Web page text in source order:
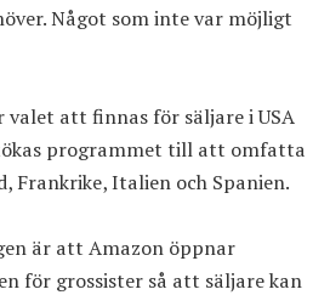
Något som inte var möjligt
att finnas för säljare i USA
programmet till att omfatta
Frankrike, Italien och Spanien.
är att Amazon öppnar
för grossister så att säljare kan